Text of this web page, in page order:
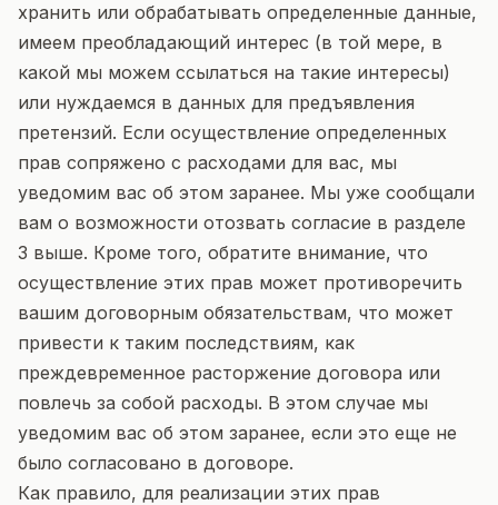
хранить или обрабатывать определенные данные,
имеем преобладающий интерес (в той мере, в
какой мы можем ссылаться на такие интересы)
или нуждаемся в данных для предъявления
претензий. Если осуществление определенных
прав сопряжено с расходами для вас, мы
уведомим вас об этом заранее. Мы уже сообщали
вам о возможности отозвать согласие в разделе
3 выше. Кроме того, обратите внимание, что
осуществление этих прав может противоречить
вашим договорным обязательствам, что может
привести к таким последствиям, как
преждевременное расторжение договора или
повлечь за собой расходы. В этом случае мы
уведомим вас об этом заранее, если это еще не
было согласовано в договоре.
Как правило, для реализации этих прав